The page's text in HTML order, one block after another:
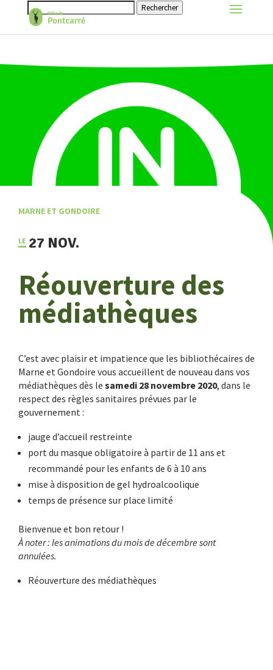
Rechercher
MARNE ET GONDOIRE
27 NOV.
Réouverture des
médiathèques
C’est avec plaisir et impatience que les bibliothécaires de
Marne et Gondoire vous accueillent de nouveau dans vos
médiathèques dès le samedi 28 novembre 2020, dans le
respect des règles sanitaires prévues par le
gouvernement :
jauge d’accueil restreinte
port du masque obligatoire à partir de 11 ans et
recommandé pour les enfants de 6 à 10 ans
mise à disposition de gel hydroalcoolique
temps de présence sur place limité
Bienvenue et bon retour !
À noter : les animations du mois de décembre sont
annulées.
Réouverture des médiathèques